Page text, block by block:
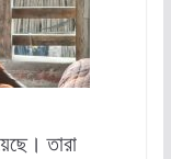
তারা